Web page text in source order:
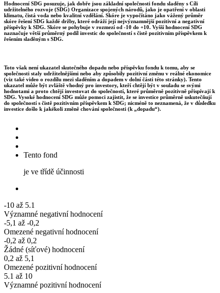
Hodnocení SDG posuzuje, jak dobře jsou základní společnosti fondu sladěny s Cíli
udržitelného rozvoje (SDG) Organizace spojených národů, jako je opatření v oblasti
klimatu, čistá voda nebo kvalitní vzdělání. Skóre je vypočítáno jako vážený průměr
skóre řešení SDG každé držby, které odráží její nejvýznamnější pozitivní a negativní
příspěvky k SDG. Skóre se pohybuje v rozmezí od -10 do +10. Vyšší hodnocení SDG
naznačuje větší průměrný podíl investic do společností s čistě pozitivním příspěvkem k
řešením sladěným s SDG.
Toto však není ukazatel skutečného dopadu nebo příspěvku fondu k tomu, aby se
společnosti staly udržitelnějšími nebo aby způsobily pozitivní změnu v reálné ekonomice
(viz také video o rozdílu mezi sladěním a dopadem v dolní části této stránky). Tento
ukazatel může být zvláště vhodný pro investory, kteří chtějí být v souladu se svými
hodnotami a proto chtějí investovat do společností, které průměrně pozitivně přispívají k
SDG. Vysoké hodnocení SDG může pomoci zajistit, že se investice průměrně uskutečňují
do společností s čistě pozitivním příspěvkem k SDG; nicméně to neznamená, že v důsledku
investice došlo k jakékoli změně chování společnosti (k „dopadu“).
Tento fond
je ve třídě účinnosti
-10 až 5.1
Významné negativní hodnocení
-5,1 až -0,2
Omezené negativní hodnocení
-0,2 až 0,2
Žádné (síťové) hodnocení
0,2 až 5,1
Omezené pozitivní hodnocení
5.1 až 10
Významné pozitivní hodnocení